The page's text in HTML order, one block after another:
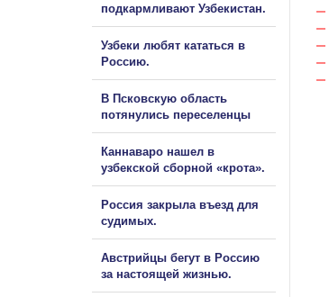
подкармливают Узбекистан.
Узбеки любят кататься в
Россию.
В Псковскую область
потянулись переселенцы
Каннаваро нашел в
узбекской сборной «крота».
Россия закрыла въезд для
судимых.
Австрийцы бегут в Россию
за настоящей жизнью.